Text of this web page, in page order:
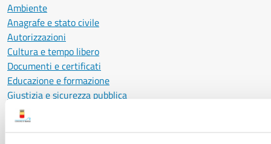
Ambiente
Anagrafe e stato civile
Autorizzazioni
Cultura e tempo libero
Documenti e certificati
Educazione e formazione
Giustizia e sicurezza pubblica
Imprese e commercio
Salute, benessere e assistenza